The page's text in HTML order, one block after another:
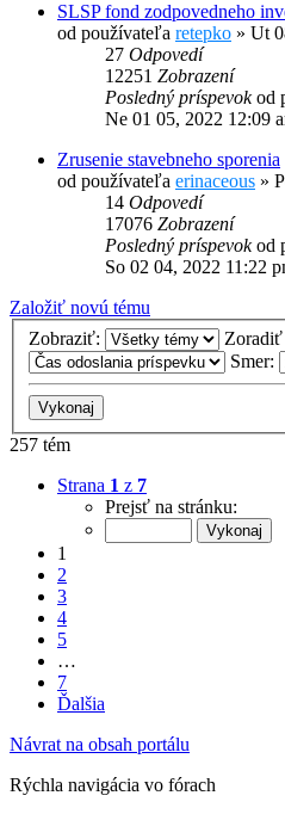
SLSP fond zodpovedneho
od používateľa retepko » Ut
27 Odpovedí
12251 Zobrazení
Posledný príspevokod
Ne 01 05, 2022 12:09
Zrusenie stavebneho sporenia
od používateľa erinaceous »
14 Odpovedí
17076 Zobrazení
Posledný príspevokod
So 02 04, 2022 11:22
Založiť novú tému
Zobraziť:
Smer:
257 tém
Strana 1 z 7
Prejsť na stránku:
1
2
3
4
5
…
7
Ďalšia
Návrat na obsah portálu
Rýchla navigácia vo fórach